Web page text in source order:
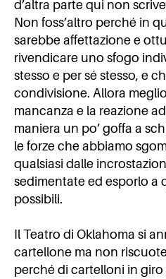
d’altra parte qui non
Non foss’altro perché in
sarebbe affettazione e
rivendicare uno sfogo
stesso e per sé stesso, e
condivisione. Allora
mancanza e la reazione
maniera un po’ goffa a
le forze che abbiamo
qualsiasi dalle
sedimentate ed esporlo a
possibili.
Il Teatro di Oklahoma si
cartellone ma non
perché di cartelloni in giro